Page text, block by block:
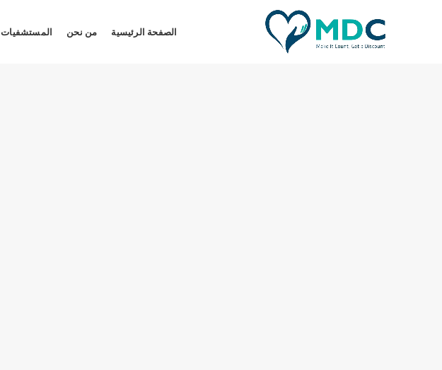
الصفحة الرئيسية من نحن المستشفيات